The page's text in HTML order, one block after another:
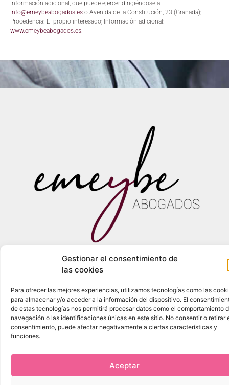
Gestionar el consentimiento de
las cookies
Para ofrecer las mejores experiencias, utilizamos tecnologías como las
para almacenar y/o acceder a la información del dispositivo. El
de estas tecnologías nos permitirá procesar datos como el comportamiento
navegación o las identificaciones únicas en este sitio. No consentir o retirar
consentimiento, puede afectar negativamente a ciertas características y
funciones.
Aceptar
información adicional, que puede ejercer dirigiéndose a
info@emeybeabogados.es o Avenida de la Constitución, 23 (Granada);
Procedencia: El propio interesado; Información adicional:
www.emeybeabogados.es
Emeybe Abogados © 2022
Aviso LegalPolítica de PrivacidadPolítica de Cookies
Mapa del Sitio